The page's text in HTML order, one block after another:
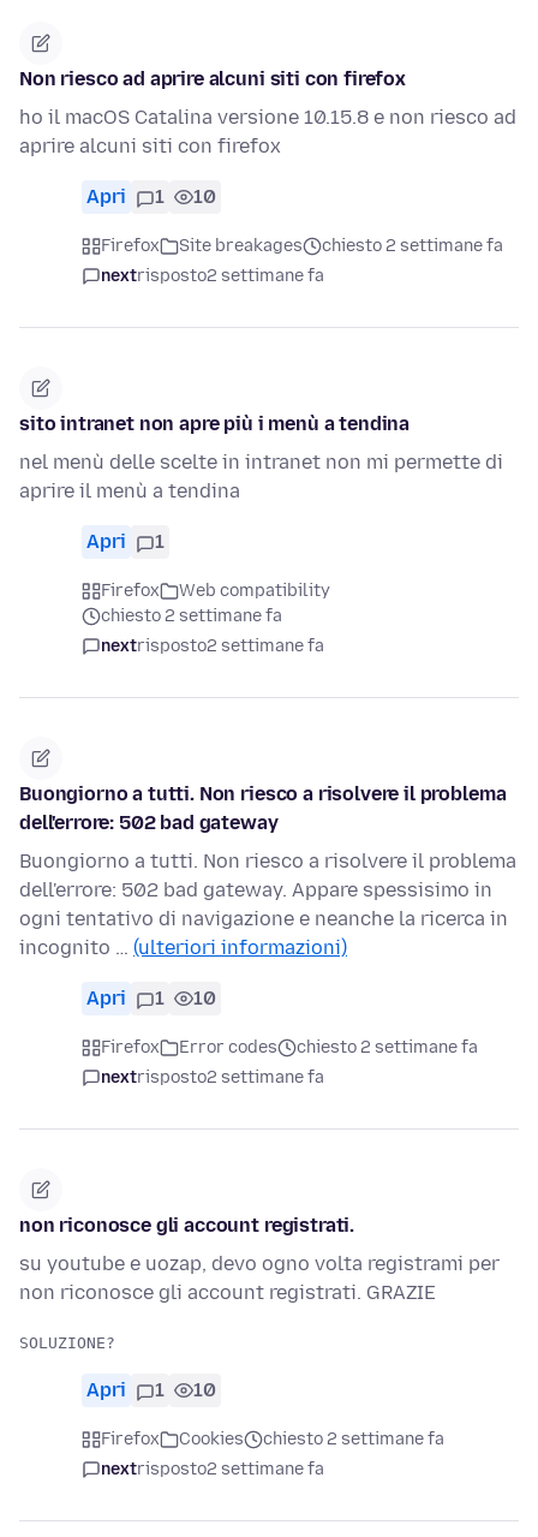
Non riesco ad aprire alcuni siti con firefox
ho il macOS Catalina versione 10.15.8 e non riesco ad
aprire alcuni siti con firefox
Apri 1 10
Firefox Site breakages
chiesto 2 settimane fa
nextrisposto2 settimane fa
sito intranet non apre più i menù a tendina
nel menù delle scelte in intranet non mi permette di
aprire il menù a tendina
Apri 1
Firefox
Web compatibility
chiesto 2 settimane fa
nextrisposto2 settimane fa
Buongiorno a tutti. Non riesco a risolvere il problema
dell'errore: 502 bad gateway
Buongiorno a tutti. Non riesco a risolvere il problema
dell'errore: 502 bad gateway. Appare spessisimo in
ogni tentativo di navigazione e neanche la ricerca in
incognito … (ulteriori informazioni)
Apri 1 10
Firefox Error codes
chiesto 2 settimane fa
nextrisposto2 settimane fa
non riconosce gli account registrati.
su youtube e uozap, devo ogno volta registrami per
non riconosce gli account registrati. GRAZIE
Apri 1 10
Firefox Cookies
chiesto 2 settimane fa
nextrisposto2 settimane fa